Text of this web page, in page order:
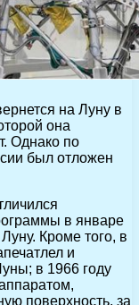
на Луну в
она
Однако по
был отложен
в январе
Кроме того, в
и
в 1966 году
поверхность, за